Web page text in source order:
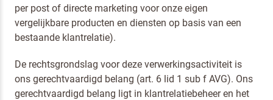
per post of directe marketing voor onze eigen
vergelijkbare producten en diensten op basis van een
bestaande klantrelatie).
De rechtsgrondslag voor deze verwerkingsactiviteit is
ons gerechtvaardigd belang (art. 6 lid 1 sub f AVG). Ons
gerechtvaardigd belang ligt in klantrelatiebeheer en het